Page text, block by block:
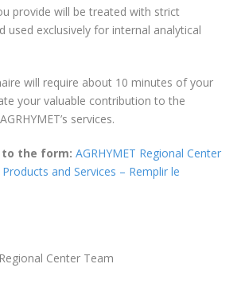
provide will be treated with strict
used exclusively for internal analytical
will require about 10 minutes of your
your valuable contribution to the
services.
to the form: AGRHYMET Regional Center
and Services – Remplir le
Center Team